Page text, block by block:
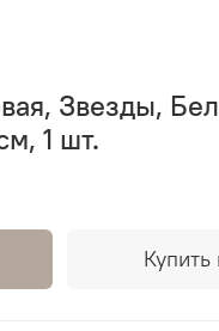
Звезды,
1 шт.
Купить